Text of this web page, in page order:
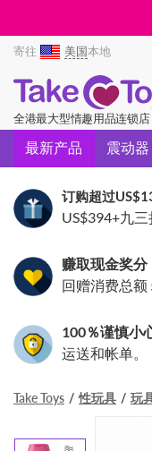
寄往 美国本地
全港最大型情趣用品连锁店
最新产品 震动器
订购超过
US$394+九三
赚取现金奖分
回赠消费总额
100％谨慎小
运送和帐单。
Take Toys 性玩具 玩